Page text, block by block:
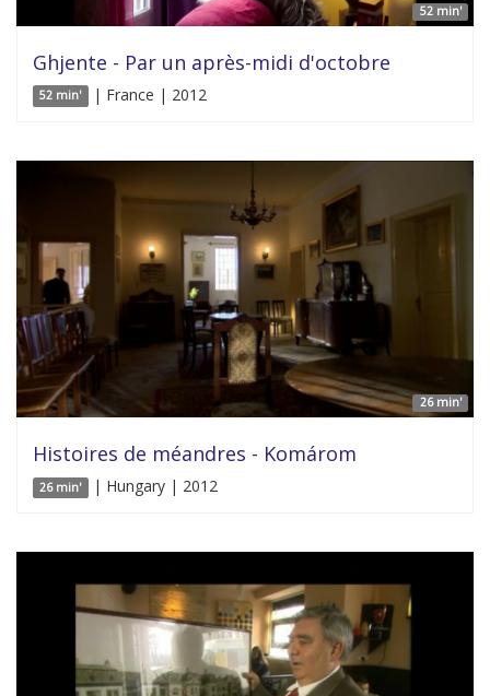
52 min'
Ghjente - Par un après-midi d'octobre
52 min' | France | 2012
26 min'
Histoires de méandres - Komárom
26 min' | Hungary | 2012